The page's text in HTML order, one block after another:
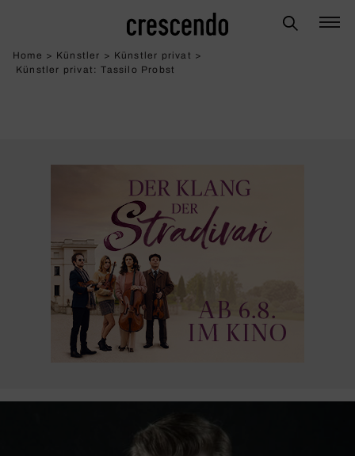
Home > Künstler > Künstler privat >
Künstler privat: Tassilo Probst